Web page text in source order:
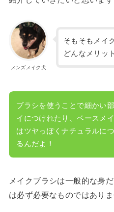
メンズメイク犬
そもそもメイ
どんなメリッ
ブラシを使うことで細かい
イにつけれたり、ベースメ
はツヤっぽくナチュラルに
るんだよ！
メイクブラシは一般的な身
は必ず必要なものではありま